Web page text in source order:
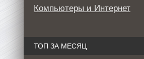
Компьютеры и Интернет
ТОП ЗА МЕСЯЦ